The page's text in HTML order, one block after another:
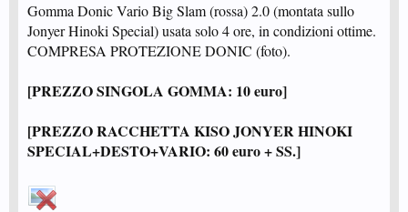
Gomma Donic Vario Big Slam (rossa) 2.0 (montata sullo
Jonyer Hinoki Special) usata solo 4 ore, in condizioni ottime.
COMPRESA PROTEZIONE DONIC (foto).
[PREZZO SINGOLA GOMMA: 10 euro]
[PREZZO RACCHETTA KISO JONYER HINOKI
SPECIAL+DESTO+VARIO: 60 euro + SS.]